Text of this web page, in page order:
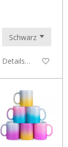
Details anzeigen